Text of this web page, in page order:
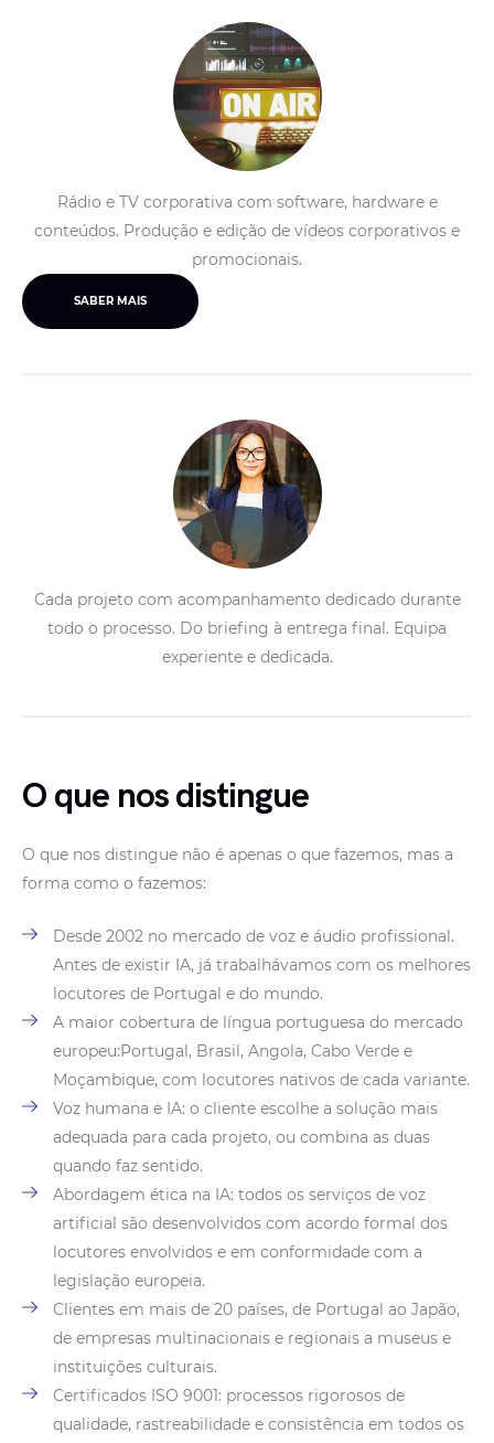
Rádio e TV corporativa com software, hardware e
conteúdos. Produção e edição de vídeos corporativos e
promocionais.
SABER MAIS
Cada projeto com acompanhamento dedicado durante
todo o processo. Do briefing à entrega final. Equipa
experiente e dedicada.
O que nos distingue
O que nos distingue não é apenas o que fazemos, mas a
forma como o fazemos:
Desde 2002 no mercado de voz e áudio profissional.
Antes de existir IA, já trabalhávamos com os melhores
locutores de Portugal e do mundo.
A maior cobertura de língua portuguesa do mercado
europeu:Portugal, Brasil, Angola, Cabo Verde e
Moçambique, com locutores nativos de cada variante.
Voz humana e IA: o cliente escolhe a solução mais
adequada para cada projeto, ou combina as duas
quando faz sentido.
Abordagem ética na IA: todos os serviços de voz
artificial são desenvolvidos com acordo formal dos
locutores envolvidos e em conformidade com a
legislação europeia.
Clientes em mais de 20 países, de Portugal ao Japão,
de empresas multinacionais e regionais a museus e
instituições culturais.
Certificados ISO 9001: processos rigorosos de
qualidade, rastreabilidade e consistência em todos os